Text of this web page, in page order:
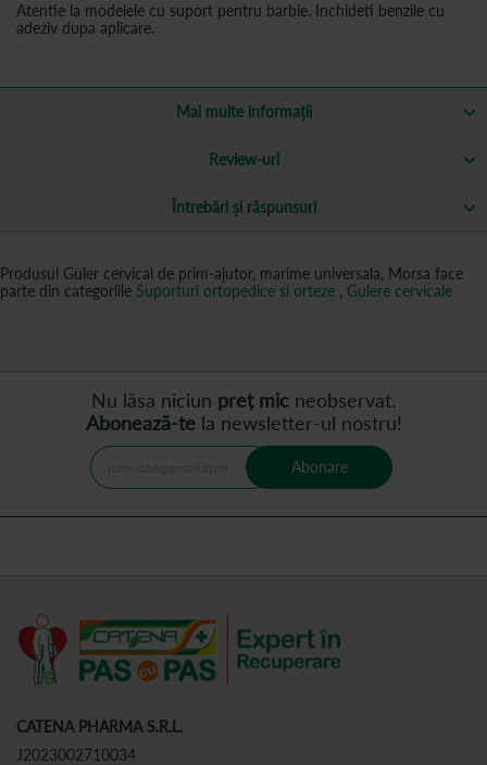
Atentie la modelele cu suport pentru barbie. Inchideti benzile cu
adeziv dupa aplicare.
Mai multe informații
Review-uri
Întrebări și răspunsuri
Produsul Guler cervical de prim-ajutor, marime universala, Morsa face
parte din categoriile Suporturi ortopedice si orteze , Gulere cervicale
Nu lăsa niciun preț mic neobservat.
Abonează-tela newsletter-ul nostru!
Abonare
CATENA PHARMA S.R.L.
J2023002710034